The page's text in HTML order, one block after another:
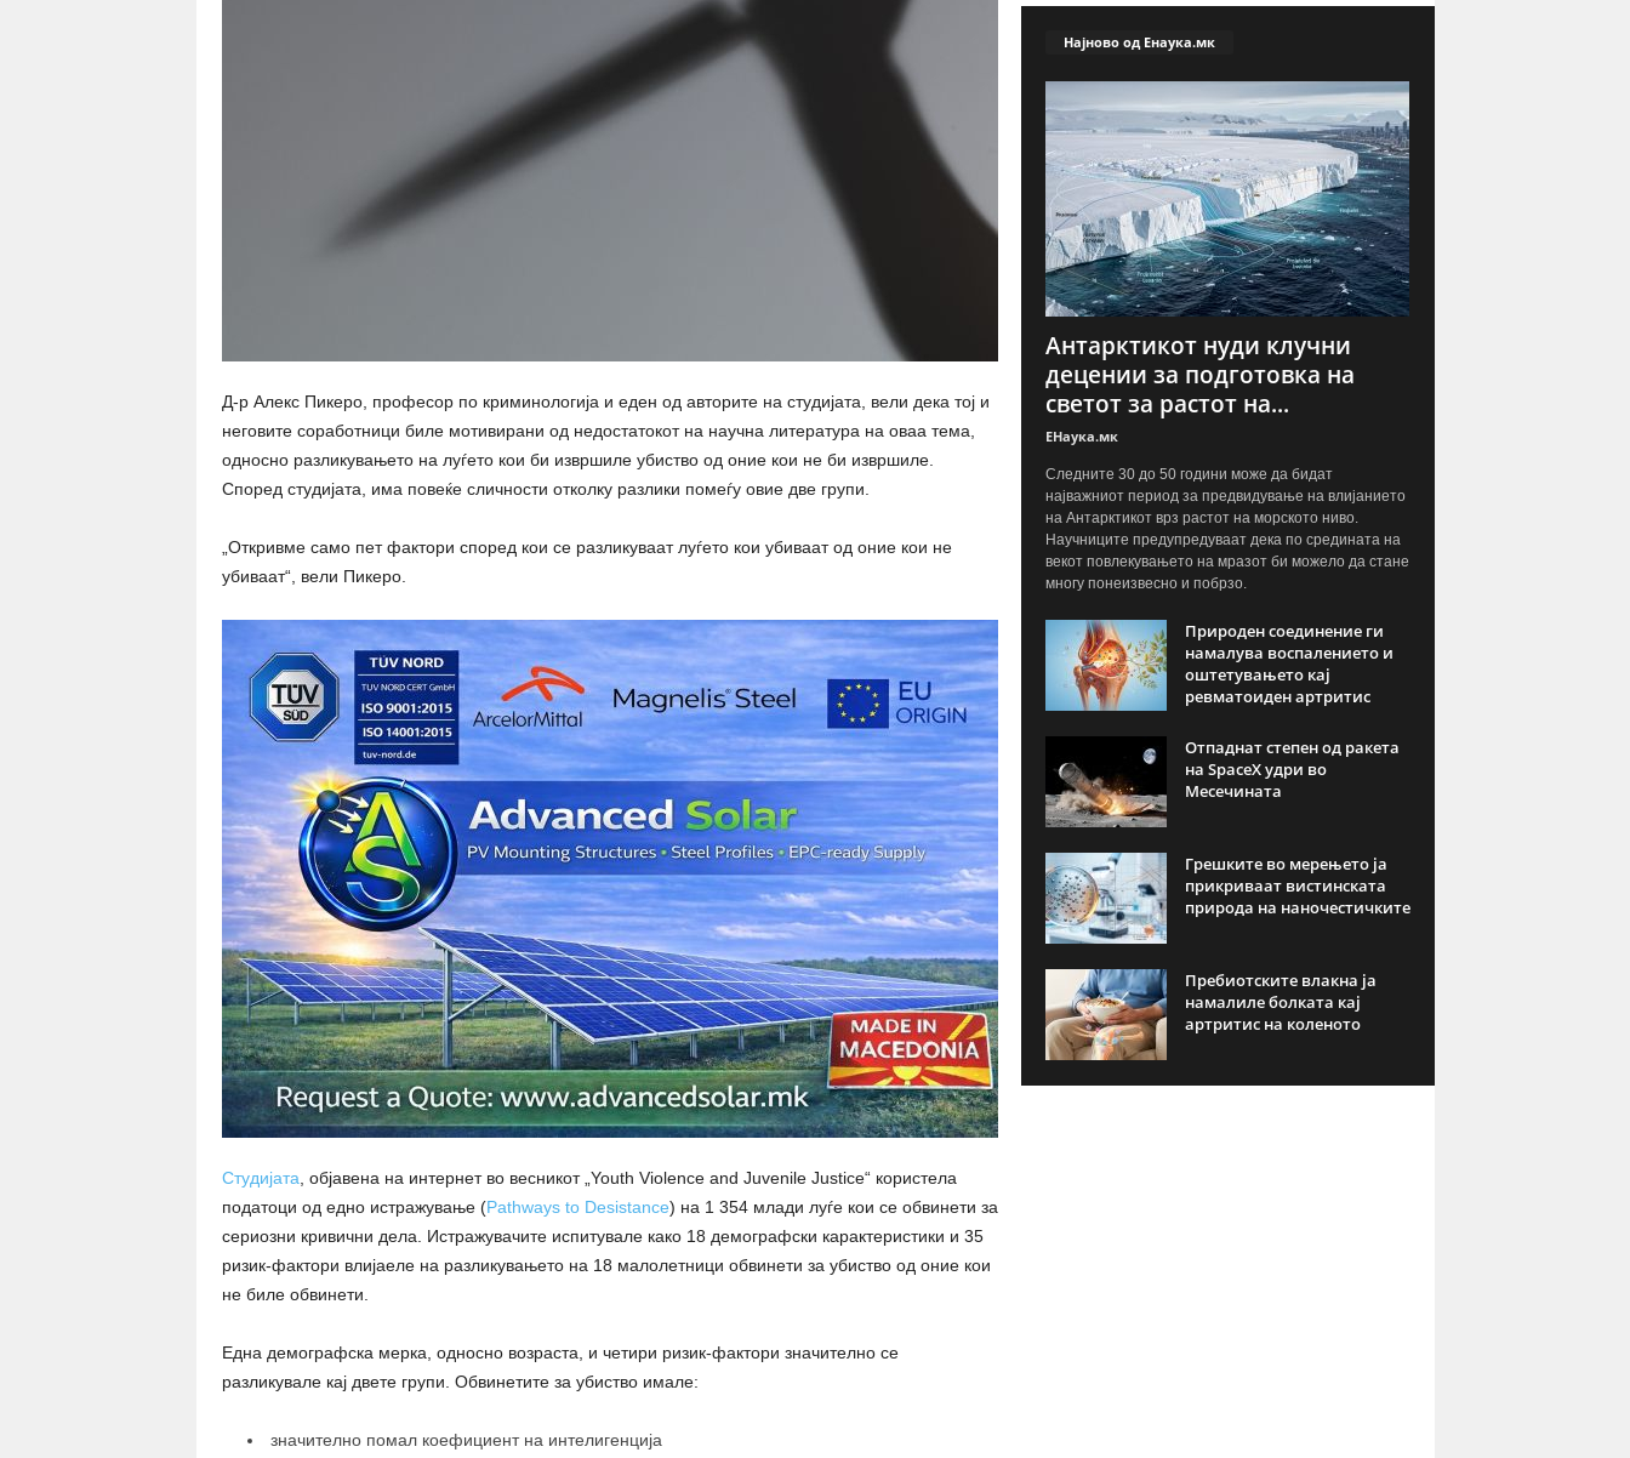
Д-р Алекс Пикеро, професор по криминологија и еден од авторите на студијата, вели дека тој и
неговите соработници биле мотивирани од недостатокот на научна литература на оваа тема,
односно разликувањето на луѓето кои би извршиле убиство од оние кои не би извршиле.
Според студијата, има повеќе сличности отколку разлики помеѓу овие две групи.
„Откривме само пет фактори според кои се разликуваат луѓето кои убиваат од оние кои не
убиваат“, вели Пикеро.
Студијата , објавена на интернет во весникот „Youth Violence and Juvenile Justice“ користела
податоци од едно истражување (Pathways to Desistance) на 1 354 млади луѓе кои се обвинети за
сериозни кривични дела. Истражувачите испитувале како 18 демографски карактеристики и 35
ризик-фактори влијаеле на разликувањето на 18 малолетници обвинети за убиство од оние кои
не биле обвинети.
Една демографска мерка, односно возраста, и четири ризик-фактори значително се
разликувале кај двете групи. Обвинетите за убиство имале:
значително помал коефициент на интелигенција
Најново од Енаука.мк
Антарктикот нуди клучни
децении за подготовка на
светот за растот на...
ЕНаука.мк
Следните 30 до 50 години може да бидат
најважниот период за предвидување на влијанието
на Антарктикот врз растот на морското ниво.
Научниците предупредуваат дека по средината на
векот повлекувањето на мразот би можело да стане
многу понеизвесно и побрзо.
Природен соединение ги
намалува воспалението и
оштетувањето кај
ревматоиден артритис
Отпаднат степен од ракета
на SpaceX удри во
Месечината
Грешките во мерењето ја
прикриваат вистинската
природа на наночестичките
Пребиотските влакна ја
намалиле болката кај
артритис на коленото